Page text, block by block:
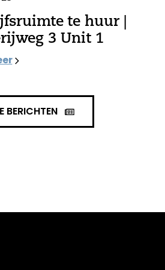
te huur |
3 Unit 1
BERICHTEN